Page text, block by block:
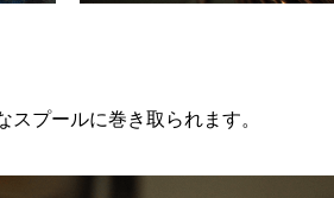
プールに巻き取られます。